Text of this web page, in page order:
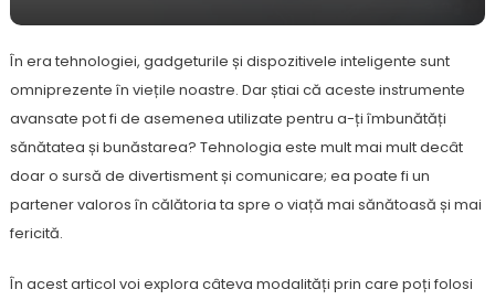
În era tehnologiei, gadgeturile și dispozitivele inteligente sunt
omniprezente în viețile noastre. Dar știai că aceste instrumente
avansate pot fi de asemenea utilizate pentru a-ți îmbunătăți
sănătatea și bunăstarea? Tehnologia este mult mai mult decât
doar o sursă de divertisment și comunicare; ea poate fi un
partener valoros în călătoria ta spre o viață mai sănătoasă și mai
fericită.
În acest articol voi explora câteva modalități prin care poți folosi